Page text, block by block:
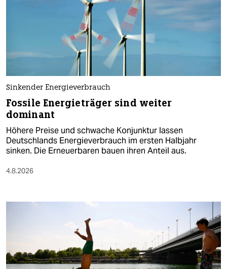
Sinkender Energieverbrauch
Fossile Energieträger sind weiter
dominant
Höhere Preise und schwache Konjunktur lassen
Deutschlands Energieverbrauch im ersten Halbjahr
sinken. Die Erneuerbaren bauen ihren Anteil aus.
4.8.2026